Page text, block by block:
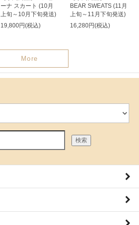
ーナ スカート (10月
上旬～10月下旬発送)
19,800円(税込)
BEAR SWEATS (11月
上旬～11月下旬発送)
16,280円(税込)
More
検索